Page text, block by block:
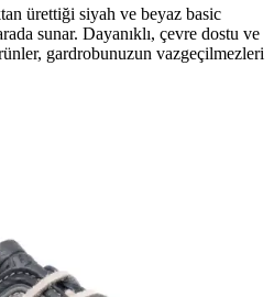
ürettiği siyah ve beyaz basic
sunar. Dayanıklı, çevre dostu ve
gardrobunuzun vazgeçilmezleri